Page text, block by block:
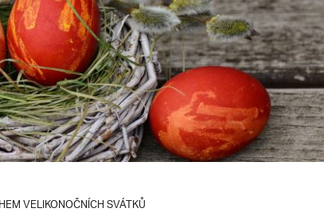
VELIKONOČNÍCH SVÁTKŮ